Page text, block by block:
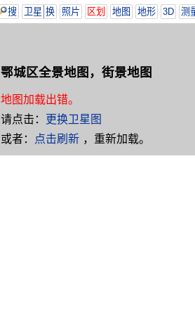
搜 卫星 换 照片 区划 地图 地形 3D 测
鄂城区全景地图，街景地图
地图加载出错。
请点击：
更换卫星图
或者：
点击刷新 ，重新加载。